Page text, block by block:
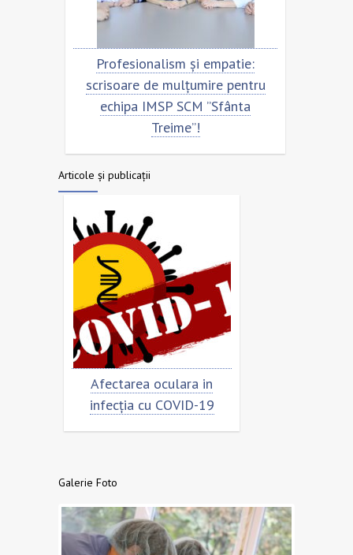
și empatie:
de mulțumire pentru
IMSP SCM ”Sfânta
Scrisoare de
echipa SCM ”Sfânta
Articole și publicații
Afectarea oculara in
infecția cu COVID-19
Cât de „încoronat” este
Galerie Foto